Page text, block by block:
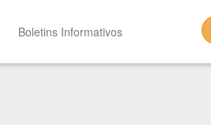
Boletins Informativos